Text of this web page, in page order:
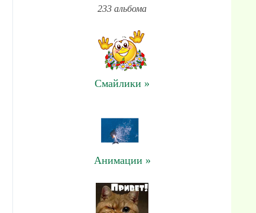
233 альбома
Смайлики »
Анимации »